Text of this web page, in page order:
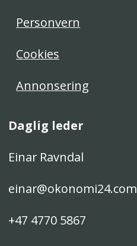
Personvern
Cookies
Annonsering
Daglig leder
Einar Ravndal
einar@okonomi24.com
+47 4770 5867